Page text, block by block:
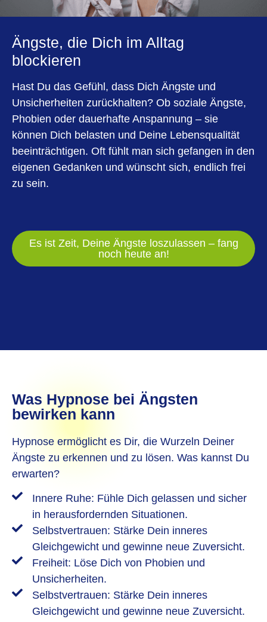
Ängste, die Dich im Alltag
blockieren
Hast Du das Gefühl, dass Dich Ängste und
Unsicherheiten zurückhalten? Ob soziale Ängste,
Phobien oder dauerhafte Anspannung – sie
können Dich belasten und Deine Lebensqualität
beeinträchtigen. Oft fühlt man sich gefangen in den
eigenen Gedanken und wünscht sich, endlich frei
zu sein.
Es ist Zeit, Deine Ängste loszulassen – fang
noch heute an!
Was Hypnose bei Ängsten
bewirken kann
Hypnose ermöglicht es Dir, die Wurzeln Deiner
Ängste zu erkennen und zu lösen. Was kannst Du
erwarten?
Innere Ruhe: Fühle Dich gelassen und sicher
in herausfordernden Situationen.
Selbstvertrauen: Stärke Dein inneres
Gleichgewicht und gewinne neue Zuversicht.
Freiheit: Löse Dich von Phobien und
Unsicherheiten.
Selbstvertrauen: Stärke Dein inneres
Gleichgewicht und gewinne neue Zuversicht.